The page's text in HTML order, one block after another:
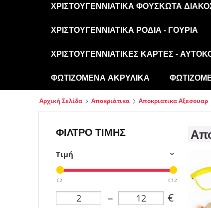
ΧΡΙΣΤΟΥΓΕΝΝΙΆΤΙΚΑ ΦΟΥΣΚΩΤΆ
ΧΡΙΣΤΟΥΓΕΝΝΙΆΤΙΚΑ ΡΌΔΙΑ - ΓΟΎΡΙΑ
ΧΡΙΣΤΟΥΓΕΝΝΙΆΤΙΚΕΣ ΚΆΡΤΕΣ -
ΦΩΤΙΖΌΜΕΝΑ ΑΚΡΥΛΙΚΆ
Αρχική Σελίδα Αποκριάτικα Αποκριατικα Αξεσουαρ
ΦΊΛΤΡΟ ΤΙΜΉΣ
Τιμή
€2 €12
– €